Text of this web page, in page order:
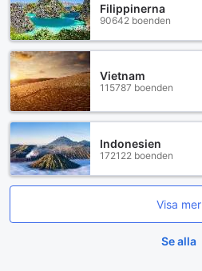
Filippinerna
90642 boenden
Vietnam
115787 boenden
Indonesien
172122 boenden
Visa mer
Se alla